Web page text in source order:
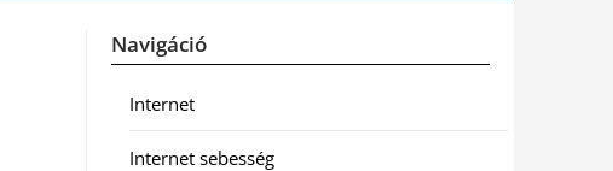
Navigáció
Internet
Internet sebesség